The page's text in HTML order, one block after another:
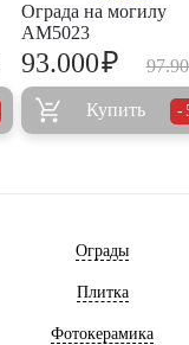
Ограда на могилу
AM5023
93.000₽
Купить
Ограды
Плитка
Фотокерамика